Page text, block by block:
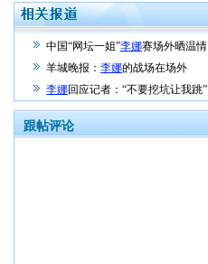
中国“网坛一姐”李娜赛场外晒温情
羊城晚报： 李娜的战场在场外
李娜回应记者：“不要挖坑让我跳”
跟帖评论